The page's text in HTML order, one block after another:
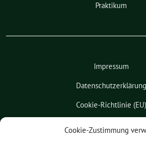
Cookie-Zustimmung
Praktikum
Impressum
Datenschutzerklärung
Cookie-Richtlinie (EU)